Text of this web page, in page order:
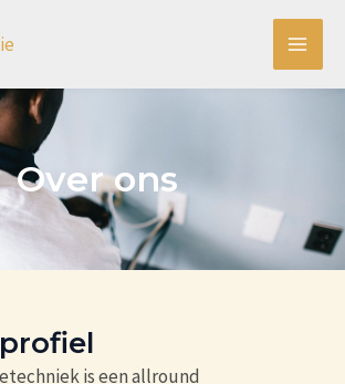
Main
Over ons
is een allround